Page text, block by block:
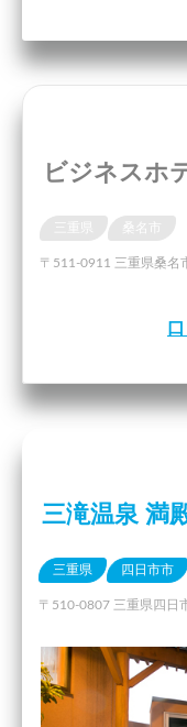
ビジネスホ
桑名市
〒511-0911 三重県桑名
三滝温泉 満
三重県 四日市市
〒510-0807 三重県四日